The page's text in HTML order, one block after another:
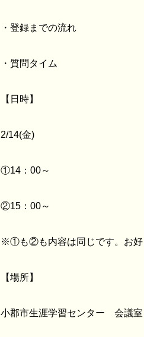
・登録までの流れ
・質問タイム
【日時】
2/14(金)
①14：00～
②15：00～
※①も②も内容は同じです。お好
【場所】
小郡市生涯学習センター 会議室